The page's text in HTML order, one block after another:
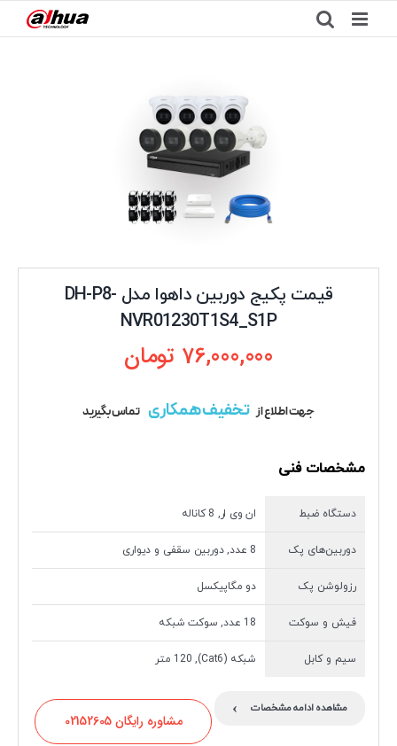
to
قیمت پکیج دوربین داهوا مدل DH-P8-
NVR01230T1S4_S1P
76,000,000 تومان
جهت اطلاع از تخفیف همکاری تماس بگیرید
مشخصات فنی
دستگاه ضبط ان وی ار, 8 کاناله
دوربین‌های پک 8 عدد, دوربین سقفی و دیواری
رزولوشن پک دو مگاپیکسل
فیش و سوکت 18 عدد, سوکت شبکه
سیم و کابل شبکه (Cat6), 120 متر
مشاهده ادامه مشخصات ›
مشاوره رایگان 02152605